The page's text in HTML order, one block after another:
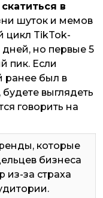
в
шуток и мемов
цикл TikTok-
дней, но первые 5
пик. Если
ранее был в
выглядеть
говорить на
которые
бизнеса
из-за страха